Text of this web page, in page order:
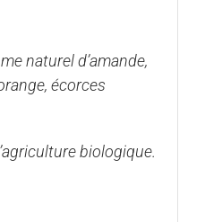
naturel d’amande,
écorces
biologique.